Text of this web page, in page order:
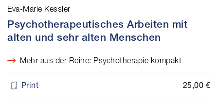
Eva-Marie Kessler
Psychotherapeutisches Arbeiten mit
alten und sehr alten Menschen
Mehr aus der Reihe: Psychotherapie kompakt
Print 25,00 €